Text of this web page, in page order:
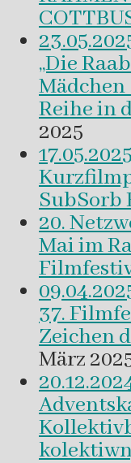
„Die
Reihe in
2025
SubSorb
20.
Mai im
37.
Zeichen
März